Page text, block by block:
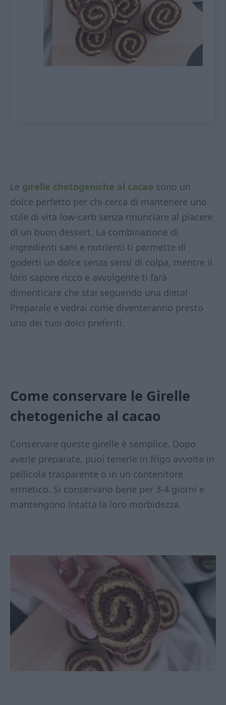
Le girelle chetogeniche al cacao sono un
dolce perfetto per chi cerca di mantenere uno
stile di vita low-carb senza rinunciare al piacere
di un buon dessert. La combinazione di
ingredienti sani e nutrienti ti permette di
goderti un dolce senza sensi di colpa, mentre il
loro sapore ricco e avvolgente ti farà
dimenticare che stai seguendo una dieta!
Preparale e vedrai come diventeranno presto
uno dei tuoi dolci preferiti.
Come conservare le Girelle
chetogeniche al cacao
Conservare queste girelle è semplice. Dopo
averle preparate, puoi tenerle in frigo avvolte in
pellicola trasparente o in un contenitore
ermetico. Si conservano bene per 3-4 giorni e
mantengono intatta la loro morbidezza.